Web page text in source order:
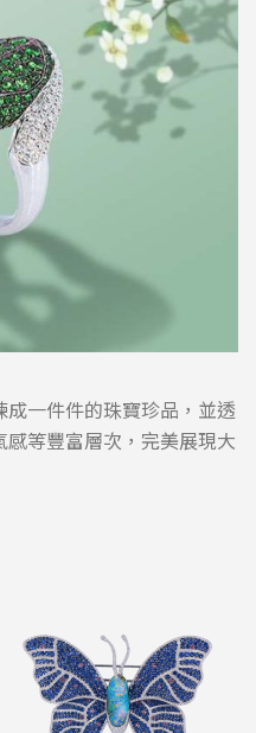
一件件的珠寶珍品，並透
等豐富層次，完美展現大